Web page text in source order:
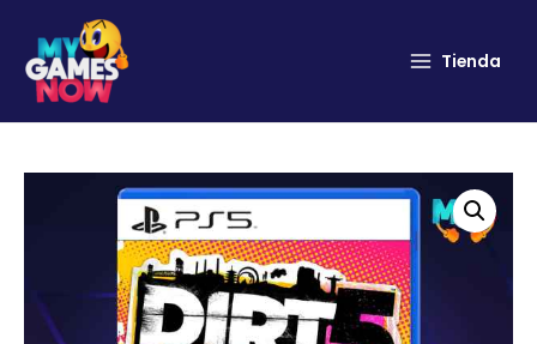
Tienda